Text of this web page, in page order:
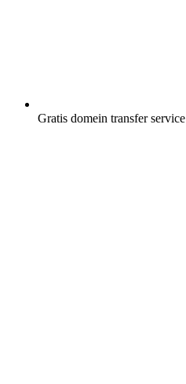
Gratis domein transfer service